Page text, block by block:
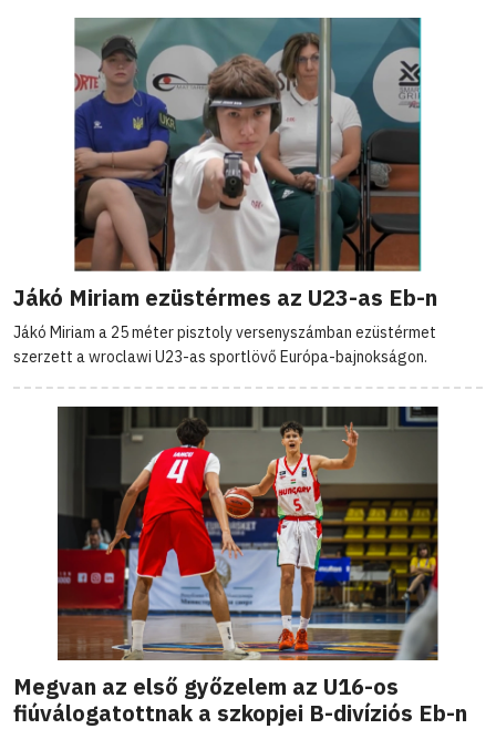
Jákó Miriam ezüstérmes az U23-as Eb-n
Jákó Miriam a 25 méter pisztoly versenyszámban ezüstérmet
szerzett a wroclawi U23-as sportlövő Európa-bajnokságon.
Megvan az első győzelem az U16-os
fiúválogatottnak a szkopjei B-divíziós Eb-n